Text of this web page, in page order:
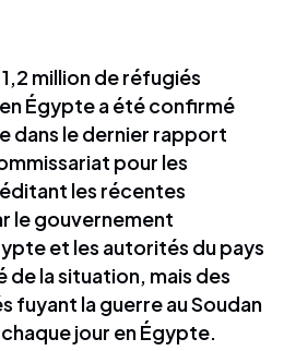
million de réfugiés
Égypte a été confirmé
dans le dernier rapport
pour les
les récentes
le gouvernement
et les autorités du pays
de la situation, mais des
fuyant la guerre au Soudan
jour en Égypte.